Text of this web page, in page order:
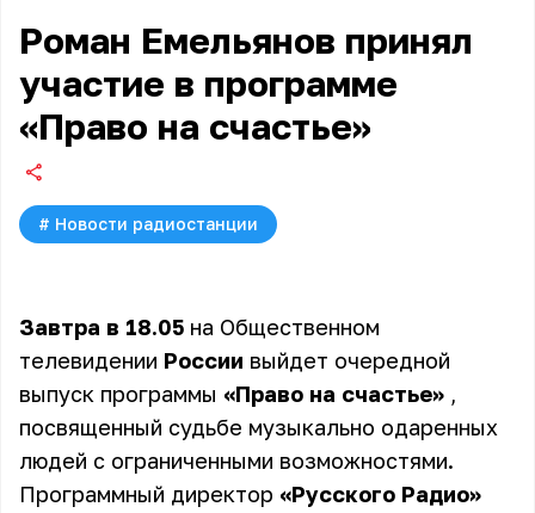
Роман Емельянов принял
участие в программе
«Право на счастье»
# Новости радиостанции
Завтра в 18.05 на Общественном
телевидении России выйдет очередной
выпуск программы «Право на счастье» ,
посвященный судьбе музыкально одаренных
людей с ограниченными возможностями.
Программный директор «Русского Радио»